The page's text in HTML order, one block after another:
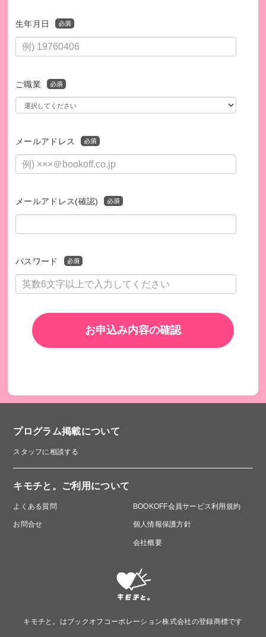
生年月日
ご職業
メールアドレス
メールアドレス(確認)
パスワード
お申込み内容の確認
プログラム掲載について
スタッフに相談する
キモチと。ご利用について
よくある質問
お問合せ
BOOKOFF会員サービス利用規約
個人情報保護方針
会社概要
キモチと。はブックオフコーポレーション株式会社の登録商標です